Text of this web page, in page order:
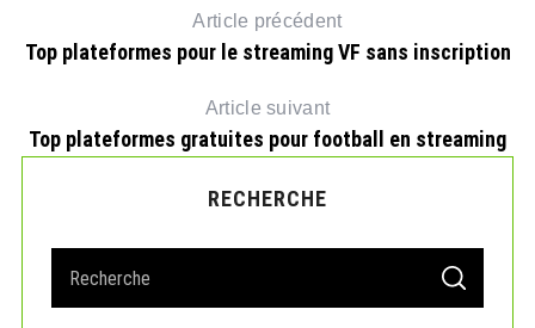
Article précédent
Top plateformes pour le streaming VF sans inscription
Article suivant
Top plateformes gratuites pour football en streaming
RECHERCHE
a
S
A